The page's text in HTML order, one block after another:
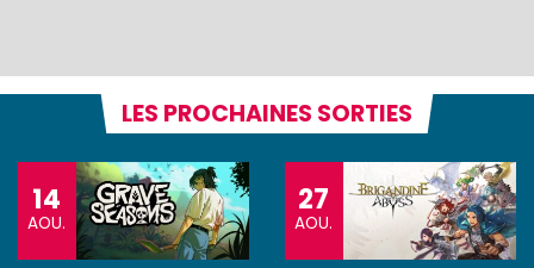
LES PROCHAINES SORTIES
14
AOU.
27
AOU.